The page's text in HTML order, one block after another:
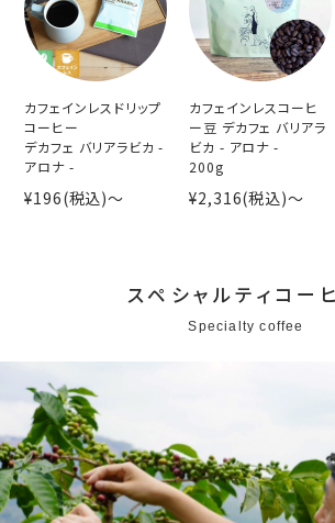
カフェインレスドリップ
コーヒー
デカフェ バリアラビカ -
アロナ -
¥196(税込)〜
カフェインレスコーヒ
ー豆 デカフェ バリアラ
ビカ - アロナ -
200g
¥2,316(税込)〜
スペシャルティコー
Specialty coffee